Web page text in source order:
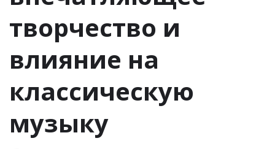
творчество и
влияние на
классическую
музыку